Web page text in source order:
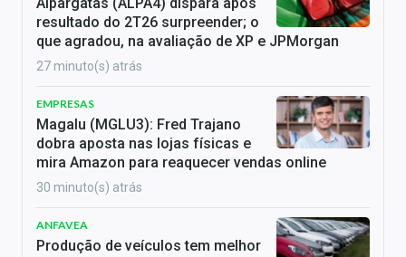
Alpargatas (ALPA4) dispara após
resultado do 2T26 surpreender; o
que agradou, na avaliação de XP e JPMorgan
27 minuto(s) atrás
EMPRESAS
Magalu (MGLU3): Fred Trajano
dobra aposta nas lojas físicas e
mira Amazon para reaquecer vendas online
30 minuto(s) atrás
ANFAVEA
Produção de veículos tem melhor